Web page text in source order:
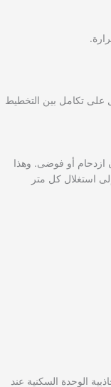
على تكامل بين التخطيط
ازدحام أو فوضى. وهذا
استغلال كل متر
الوحدة السكنية عند